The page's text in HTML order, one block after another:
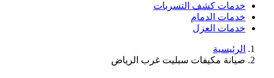
خدمات كشف التسربات
خدمات الدمام
خدمات العزل
الرئيسية
صيانة مكيفات سبليت غرب الرياض